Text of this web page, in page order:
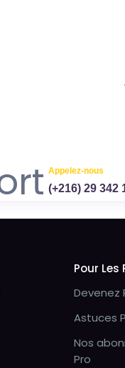
Appelez-nous
(+216) 29 342
Pour
Devenez
Astuces
Nos
Pro